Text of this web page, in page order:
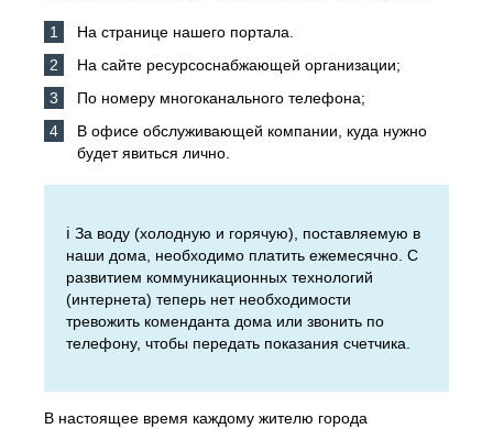
На странице нашего портала.
На сайте ресурсоснабжающей организации;
По номеру многоканального телефона;
В офисе обслуживающей компании, куда нужно
будет явиться лично.
ℹ️ За воду (холодную и горячую), поставляемую в
наши дома, необходимо платить ежемесячно. С
развитием коммуникационных технологий
(интернета) теперь нет необходимости
тревожить коменданта дома или звонить по
телефону, чтобы передать показания счетчика.
В настоящее время каждому жителю города